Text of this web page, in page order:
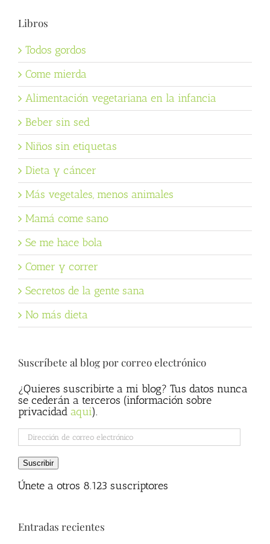
Libros
Todos gordos
Come mierda
Alimentación vegetariana en la infancia
Beber sin sed
Niños sin etiquetas
Dieta y cáncer
Más vegetales, menos animales
Mamá come sano
Se me hace bola
Comer y correr
Secretos de la gente sana
No más dieta
Suscríbete al blog por correo electrónico
¿Quieres suscribirte a mi blog? Tus datos nunca
se cederán a terceros (información sobre
privacidad aqui).
Dirección
de
correo
electrónico
Suscribir
Únete a otros 8.123 suscriptores
Entradas recientes